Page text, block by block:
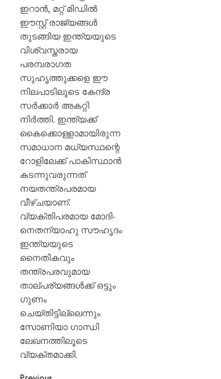
ഇറാൻ, മറ്റ് മിഡിൽ
ഈസ്റ്റ് രാജ്യങ്ങൾ
തുടങ്ങിയ ഇന്ത്യയുടെ
വിശ്വസ്തരായ
പരമ്പരാഗത
സുഹൃത്തുക്കളെ ഈ
നിലപാടിലൂടെ കേന്ദ്ര
സർക്കാർ അകറ്റി
നിർത്തി. ഇന്ത്യക്ക്
കൈക്കൊള്ളാമായിരുന്ന
സമാധാന മധ്യസ്ഥന്റെ
റോളിലേക്ക് പാകിസ്ഥാൻ
കടന്നുവരുന്നത്
നയതന്ത്രപരമായ
വീഴ്ചയാണ്.
വ്യക്തിപരമായ മോദി-
നെതന്യാഹു സൗഹൃദം
ഇന്ത്യയുടെ
നൈതികവും
തന്ത്രപരവുമായ
താല്പര്യങ്ങൾക്ക് ഒട്ടും
ഗുണം
ചെയ്തിട്ടില്ലെന്നും
സോണിയാ ഗാന്ധി
ലേഖനത്തിലൂടെ
വ്യക്തമാക്കി.